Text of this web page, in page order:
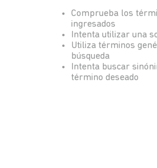
Comprueba los
ingresados
Intenta utilizar una
Utiliza términos
búsqueda
Intenta buscar
término deseado